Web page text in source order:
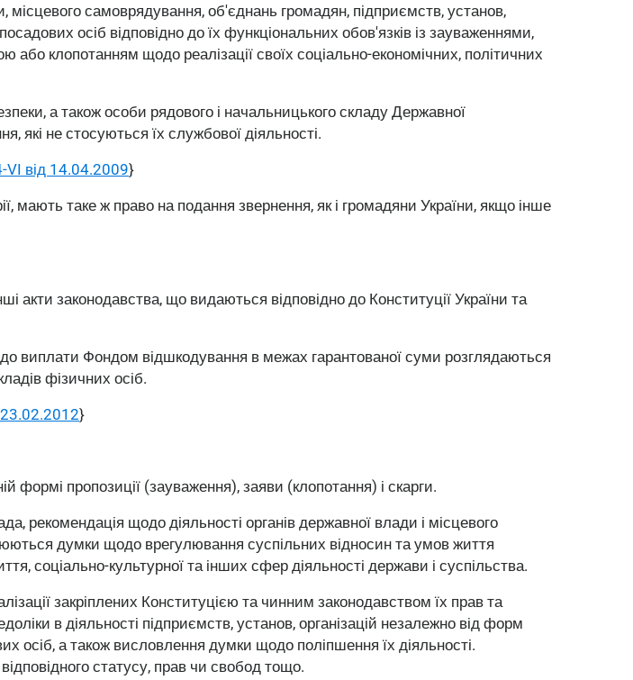
самоврядування, об'єднань громадян, підприємств, установ,
осіб відповідно до їх функціональних обов'язків із зауваженнями,
або клопотанням щодо реалізації своїх соціально-економічних, політичних
а також особи рядового і начальницького складу Державної
які не стосуються їх службової діяльності.
від 14.04.2009}
мають таке ж право на подання звернення, як і громадяни України, якщо інше
акти законодавства, що видаються відповідно до Конституції України та
виплати Фондом відшкодування в межах гарантованої суми розглядаються
фізичних осіб.
}
формі пропозиції (зауваження), заяви (клопотання) і скарги.
рекомендація щодо діяльності органів державної влади і місцевого
думки щодо врегулювання суспільних відносин та умов життя
соціально-культурної та інших сфер діяльності держави і суспільства.
закріплених Конституцією та чинним законодавством їх прав та
в діяльності підприємств, установ, організацій незалежно від форм
осіб, а також висловлення думки щодо поліпшення їх діяльності.
статусу, прав чи свобод тощо.